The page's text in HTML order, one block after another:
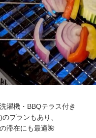
濯機・BBQテラス付き
プランもあり、
滞在にも最適🌺